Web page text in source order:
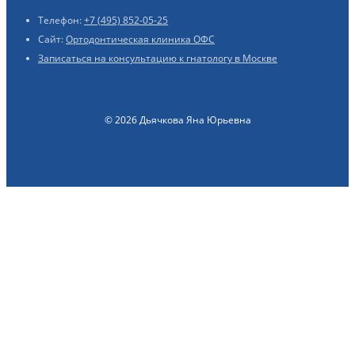
Телефон:+7 (495) 852-05-25
Сайт:Ортодонтическая клиника ОФС
Записаться на консультацию к гнатологу в Москве
© 2026 Дьячкова Яна Юрьевна